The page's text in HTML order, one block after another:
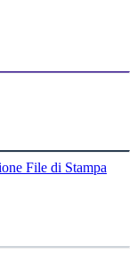
File di Stampa